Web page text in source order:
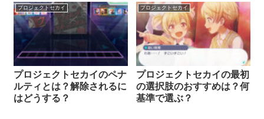
プロジェクトセカイ
プロジェクトセカイのペナ
ルティとは？解除されるに
はどうする？
プロジェクトセカイ
プロジェクトセカイの最初
の選択肢のおすすめは？何
基準で選ぶ？